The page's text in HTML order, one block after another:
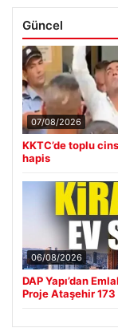
Güncel
07/08/2026
KKTC’de toplu
hapis
06/08/2026
DAP Yapı’dan
Proje Ataşehir 173